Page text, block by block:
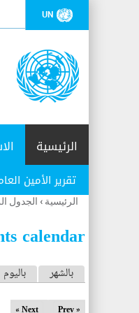
UN
الرئيسية
تقرير الأمين
أنت
هنا
الرئيسية › الجدول
calendar
ا
ل
بالشهر باليوم